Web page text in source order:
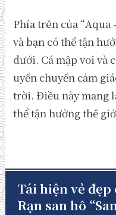
Phía trên của
và bạn có thể tận
dưới. Cá mập voi và
uyển chuyển cảm
trời. Điều này mang
thể tận hưởng thế
Tái hiện vẻ
Rạn san hô